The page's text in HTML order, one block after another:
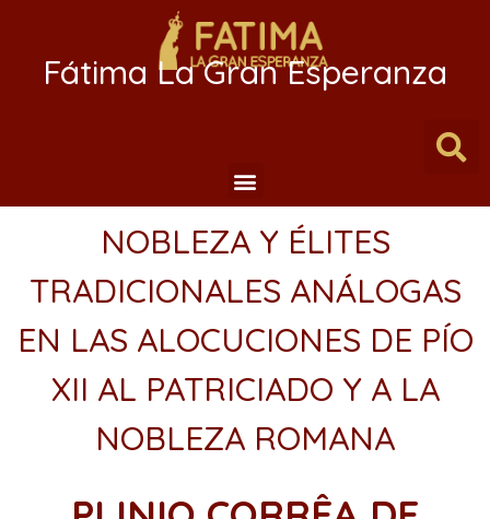
Fátima La Gran Esperanza
NOBLEZA Y ÉLITES
TRADICIONALES ANÁLOGAS
EN LAS ALOCUCIONES DE PÍO
XII AL PATRICIADO Y A LA
NOBLEZA ROMANA